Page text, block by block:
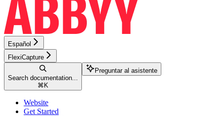
Español
FlexiCapture
Search documentation...
⌘ K
Preguntar al asistente
Website
Get Started